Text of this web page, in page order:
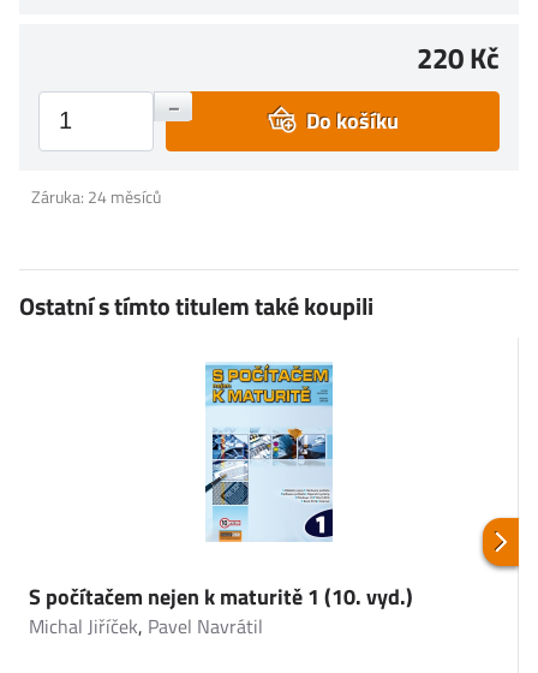
220 Kč
+
– Do košíku
Záruka: 24 měsíců
Ostatní s tímto titulem také koupili
S počítačem nejen k maturitě 1 (10. vyd.)
Michal Jiříček, Pavel Navrátil